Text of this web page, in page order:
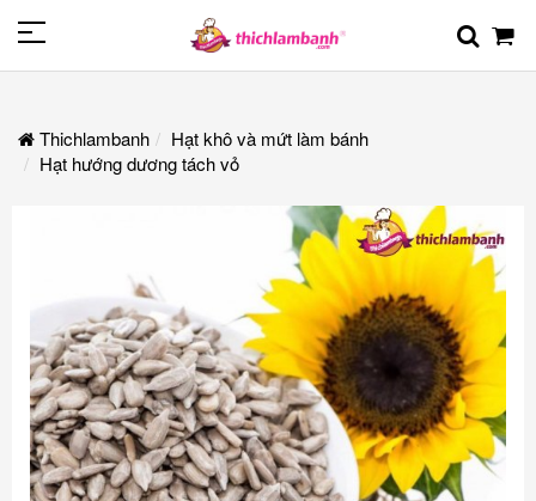
Thichlambanh
Hạt khô và mứt làm bánh
Hạt hướng dương tách vỏ